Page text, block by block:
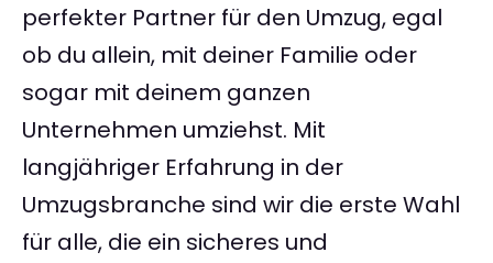
perfekter Partner für den Umzug, egal
ob du allein, mit deiner Familie oder
sogar mit deinem ganzen
Unternehmen umziehst. Mit
langjähriger Erfahrung in der
Umzugsbranche sind wir die erste Wahl
für alle, die ein sicheres und